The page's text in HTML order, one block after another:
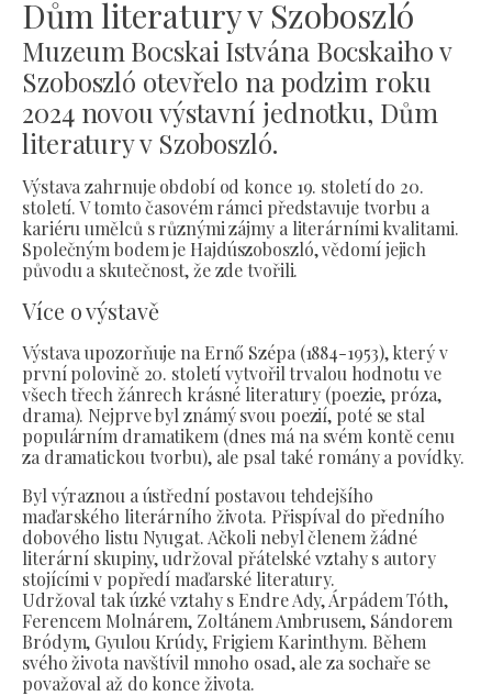
Dům literatury v Szoboszló
Muzeum Bocskai Istvána Bocskaiho v
Szoboszló otevřelo na podzim roku
2024 novou výstavní jednotku, Dům
literatury v Szoboszló.
Výstava zahrnuje období od konce 19. století do 20.
století. V tomto časovém rámci představuje tvorbu a
kariéru umělců s různými zájmy a literárními kvalitami.
Společným bodem je Hajdúszoboszló, vědomí jejich
původu a skutečnost, že zde tvořili.
Více o výstavě
Výstava upozorňuje na Ernő Szépa (1884-1953), který v
první polovině 20. století vytvořil trvalou hodnotu ve
všech třech žánrech krásné literatury (poezie, próza,
drama). Nejprve byl známý svou poezií, poté se stal
populárním dramatikem (dnes má na svém kontě cenu
za dramatickou tvorbu), ale psal také romány a povídky.
Byl výraznou a ústřední postavou tehdejšího
maďarského literárního života. Přispíval do předního
dobového listu Nyugat. Ačkoli nebyl členem žádné
literární skupiny, udržoval přátelské vztahy s autory
stojícími v popředí maďarské literatury.
Udržoval tak úzké vztahy s Endre Ady, Árpádem Tóth,
Ferencem Molnárem, Zoltánem Ambrusem, Sándorem
Bródym, Gyulou Krúdy, Frigiem Karinthym. Během
svého života navštívil mnoho osad, ale za sochaře se
považoval až do konce života.